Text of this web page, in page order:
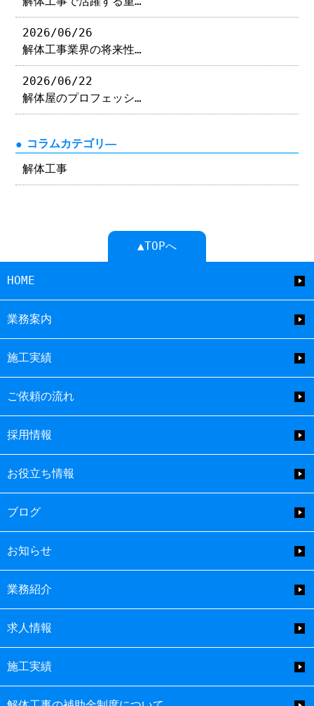
2026/06/26
解体工事業界の将来性…
2026/06/22
解体屋のプロフェッシ…
コラムカテゴリ―
解体工事
▲TOPへ
HOME
業務案内
施工実績
ご依頼の流れ
採用情報
お役立ち情報
ブログ
お知らせ
業務紹介
求人情報
施工実績